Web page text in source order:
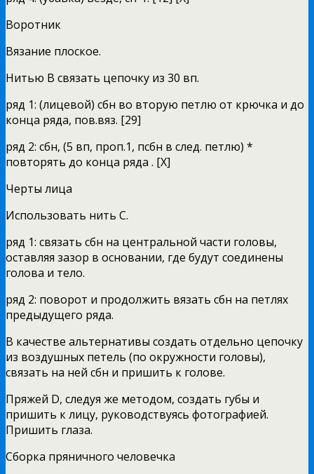
Воротник
Вязание плоское.
Нитью В связать цепочку из 30 вп.
ряд 1: (лицевой) сбн во вторую петлю от крючка и до
конца ряда, пов.вяз. [29]
ряд 2: сбн, (5 вп, проп.1, псбн в след. петлю) *
повторять до конца ряда . [X]
Черты лица
Использовать нить С.
ряд 1: связать сбн на центральной части головы,
оставляя зазор в основании, где будут соединены
голова и тело.
ряд 2: поворот и продолжить вязать сбн на петлях
предыдущего ряда.
В качестве альтернативы создать отдельно цепочку
из воздушных петель (по окружности головы),
связать на ней сбн и пришить к голове.
Пряжей D, следуя же методом, создать губы и
пришить к лицу, руководствуясь фотографией.
Пришить глаза.
Сборка пряничного человечка